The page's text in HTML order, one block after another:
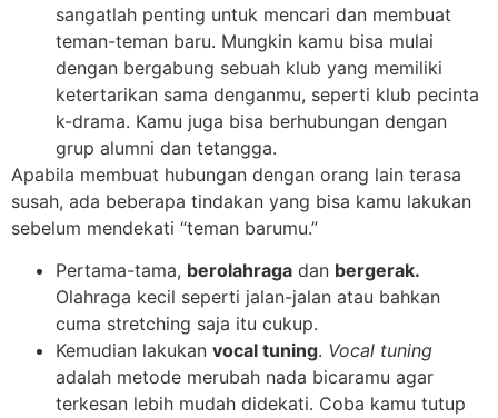
sangatlah penting untuk mencari dan membuat
teman-teman baru. Mungkin kamu bisa mulai
dengan bergabung sebuah klub yang memiliki
ketertarikan sama denganmu, seperti klub pecinta
k-drama. Kamu juga bisa berhubungan dengan
grup alumni dan tetangga.
Apabila membuat hubungan dengan orang lain terasa
susah, ada beberapa tindakan yang bisa kamu lakukan
sebelum mendekati “teman barumu.”
Pertama-tama, berolahraga dan bergerak.
Olahraga kecil seperti jalan-jalan atau bahkan
cuma stretching saja itu cukup.
Kemudian lakukan vocal tuning. Vocal tuning
adalah metode merubah nada bicaramu agar
terkesan lebih mudah didekati. Coba kamu tutup